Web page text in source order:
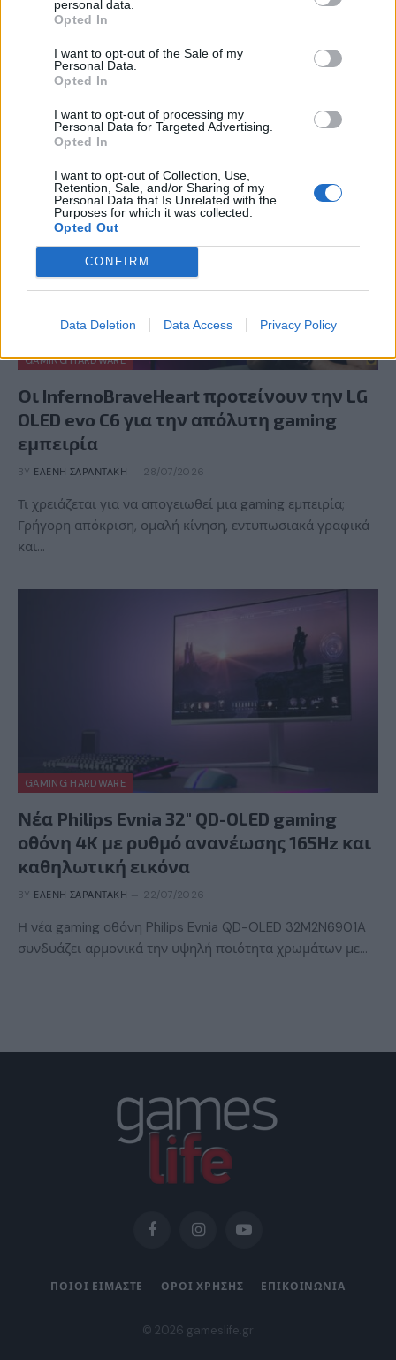
personal data.
Opted In
I want to opt-out of the Sale of my
Personal Data.
Opted In
I want to opt-out of processing my
Personal Data for Targeted Advertising.
Opted In
I want to opt-out of Collection, Use,
Retention, Sale, and/or Sharing of my
Personal Data that Is Unrelated with the
Purposes for which it was collected.
Opted Out
CONFIRM
Data Deletion Data Access Privacy Policy
REVIEWS
ΠΈΤΡΟΣ ΚΥΠΡΑΊΟΣ
ακολουθούσε την πεπατημένη. Από τα Zeno…
GAMING HARDWARE
Οι InfernoBraveHeart προτείνουν την LG
OLED evo C6 για την απόλυτη gaming
εμπειρία
BY ΕΛΈΝΗ ΣΑΡΑΝΤΆΚΗ 28/07/2026
Τι χρειάζεται για να απογειωθεί μια gaming εμπειρία;
Γρήγορη απόκριση, ομαλή κίνηση, εντυπωσιακά γραφικά
και…
GAMING HARDWARE
Νέα Philips Evnia 32″ QD-OLED gaming
οθόνη 4K με ρυθμό ανανέωσης 165Hz και
καθηλωτική εικόνα
BY ΕΛΈΝΗ ΣΑΡΑΝΤΆΚΗ 22/07/2026
Η νέα gaming οθόνη Philips Evnia QD-OLED 32M2N6901A
συνδυάζει αρμονικά την υψηλή ποιότητα χρωμάτων με…
FacebookInstagramYouTube
ΠΟΙΟΙ ΕΙΜΑΣΤΕ ΟΡΟΙ ΧΡΗΣΗΣ ΕΠΙΚΟΙΝΩΝΙΑ
© 2026 gameslife.gr